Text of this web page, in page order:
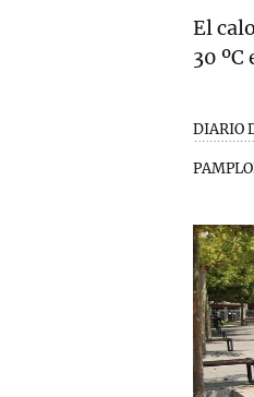
El
30
DIARIO